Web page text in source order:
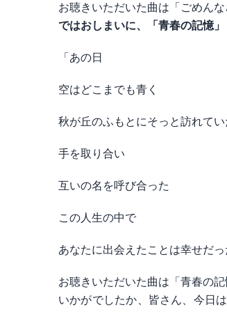
お聴きいただいた曲は「ごめんな
ではおしまいに、「青春の記憶
「あの日
空はどこまでも青く
秋が丘のふもとにそっと訪れてい
手を取り合い
互いの名を呼び合った
この人生の中で
あなたに出会えたことは幸せだっ
お聴きいただいた曲は「青春の記
いかがでしたか、皆さん、今日